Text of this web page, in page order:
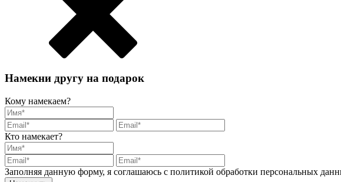
Намекни другу на подарок
Кому намекаем?
Кто намекает?
Заполняя данную форму, я соглашаюсь с политикой обработки персональных